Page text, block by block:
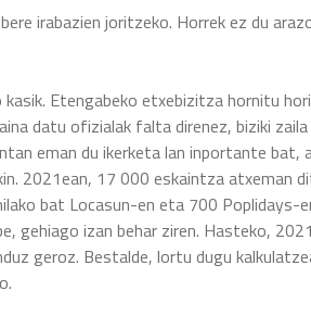
irabazien joritzeko. Horrek ez du
Etengabeko etxebizitza hornitu
datu ofizialak falta direnez, biziki
eman du ikerketa lan inportante bat,
2021ean, 17 000 eskaintza atxeman
bat Locasun-en eta 700 Poplidays-
gehiago izan behar ziren. Hasteko, 2021
geroz. Bestalde, lortu dugu